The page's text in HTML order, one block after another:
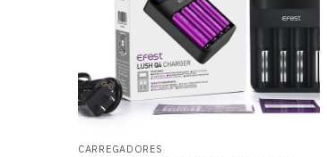
CARREGADORES